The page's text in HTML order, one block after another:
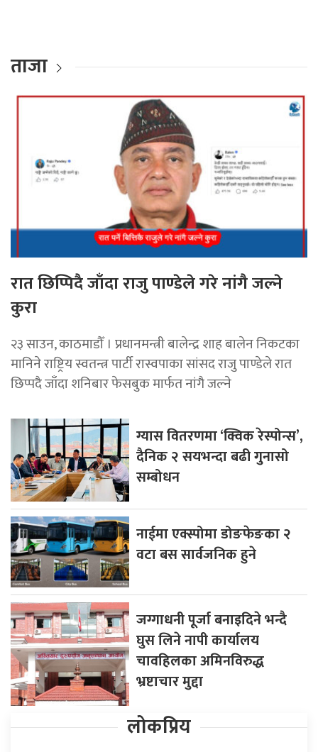
ताजा
रात छिप्पिदै जाँदा राजु पाण्डेले गरे नांगै जल्ने
कुरा
२३ साउन, काठमाडौँ । प्रधानमन्त्री बालेन्द्र शाह बालेन निकटका
मानिने राष्ट्रिय स्वतन्त्र पार्टी रास्वपाका सांसद राजु पाण्डेले रात
छिप्पदै जाँदा शनिबार फेसबुक मार्फत नांगै जल्ने
ग्यास वितरणमा ‘क्विक रेस्पोन्स’,
दैनिक २ सयभन्दा बढी गुनासो
सम्बोधन
नाईमा एक्स्पोमा डोङफेङका २
वटा बस सार्वजनिक हुने
जग्गाधनी पूर्जा बनाइदिने भन्दै
घुस लिने नापी कार्यालय
चावहिलका अमिनविरुद्ध
भ्रष्टाचार मुद्दा
लोकप्रिय